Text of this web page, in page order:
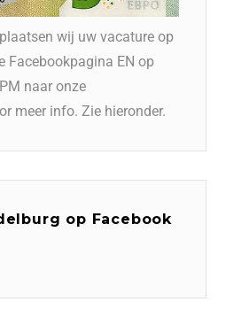
wij uw vacature op
Facebookpagina EN op
naar onze
meer info. Zie hieronder.
op Facebook